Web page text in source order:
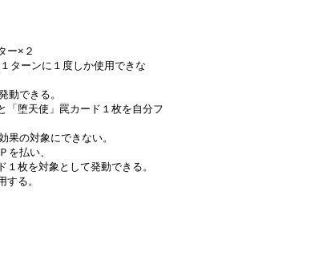
ー×２
ターンに１度しか使用できな
動できる。
「堕天使」罠カード１枚を自分フ
果の対象にできない。
を払い、
枚を対象として発動できる。
る。